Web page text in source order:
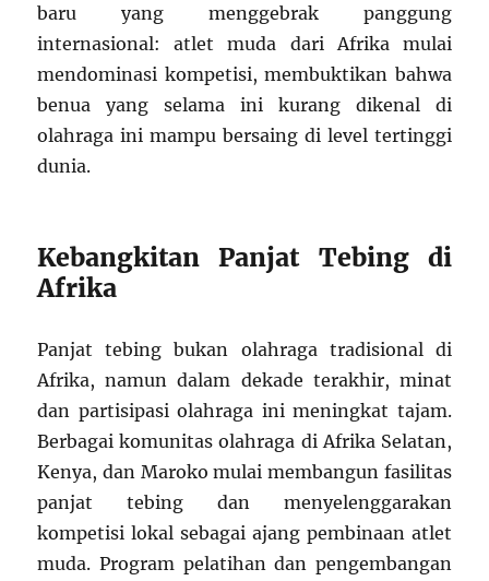
baru yang menggebrak panggung
internasional: atlet muda dari Afrika mulai
mendominasi kompetisi, membuktikan bahwa
benua yang selama ini kurang dikenal di
olahraga ini mampu bersaing di level tertinggi
dunia.
Kebangkitan Panjat Tebing di
Afrika
Panjat tebing bukan olahraga tradisional di
Afrika, namun dalam dekade terakhir, minat
dan partisipasi olahraga ini meningkat tajam.
Berbagai komunitas olahraga di Afrika Selatan,
Kenya, dan Maroko mulai membangun fasilitas
panjat tebing dan menyelenggarakan
kompetisi lokal sebagai ajang pembinaan atlet
muda. Program pelatihan dan pengembangan